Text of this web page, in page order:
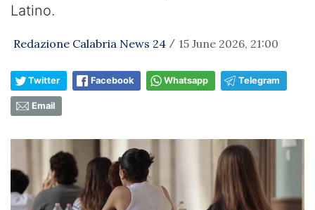
Latino.
Redazione Calabria News 24 / 15 June 2026, 21:00
Twitter Facebook Whatsapp Telegram
Email